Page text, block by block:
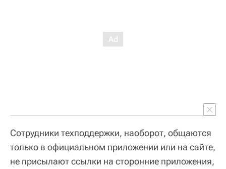
Сотрудники техподдержки, наоборот, общаются
только в официальном приложении или на сайте,
не присылают ссылки на сторонние приложения,